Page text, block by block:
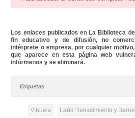
Los enlaces publicados en La Biblioteca
fin educativo y de difusión, no
intérprete o empresa, por cualquier
que aparece en esta página web
infórmenos y se eliminará.
Etiquetas
Vihuela Laúd Renacimiento y